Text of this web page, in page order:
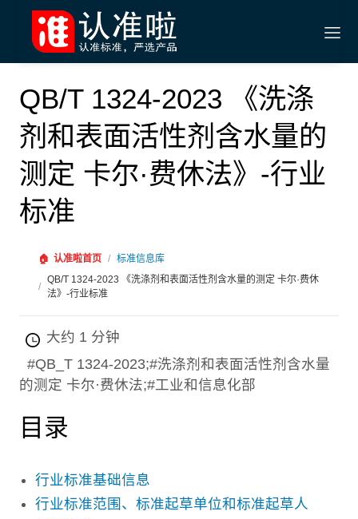
QB/T 1324-2023 《洗涤
剂和表面活性剂含水量的
测定 卡尔·费休法》-行业
标准
🏠 认准啦首页 / 标准信息库
/
QB/T 1324-2023 《洗涤剂和表面活性剂含水量的测定 卡尔·费休
法》-行业标准
大约 1 分钟
#QB_T 1324-2023;#洗涤剂和表面活性剂含水量
的测定 卡尔·费休法;#工业和信息化部
目录
行业标准基础信息
行业标准范围、标准起草单位和标准起草人